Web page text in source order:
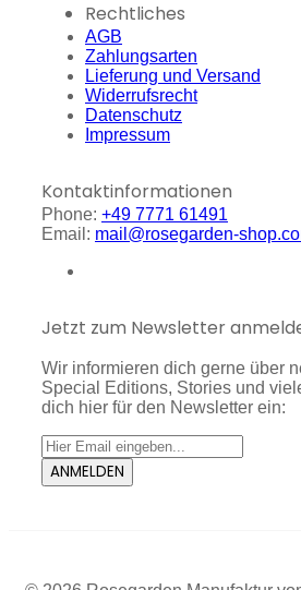
Rechtliches
AGB
Zahlungsarten
Lieferung und Versand
Widerrufsrecht
Datenschutz
Impressum
Kontaktinformationen
Phone: +49 7771 61491
Email: mail@rosegarden-
Jetzt zum Newsletter
Wir informieren dich gerne über
Special Editions, Stories und
dich hier für den Newsletter ein:
ANMELDEN